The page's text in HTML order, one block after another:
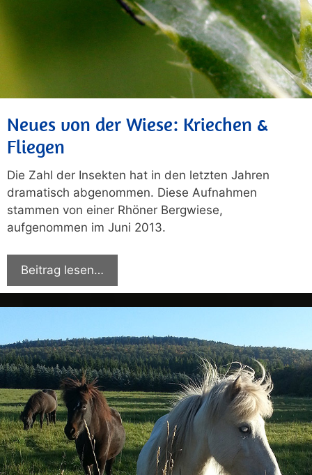
Neues von der Wiese: Kriechen &
Fliegen
Die Zahl der Insekten hat in den letzten Jahren
dramatisch abgenommen. Diese Aufnahmen
stammen von einer Rhöner Bergwiese,
aufgenommen im Juni 2013.
Beitrag lesen…